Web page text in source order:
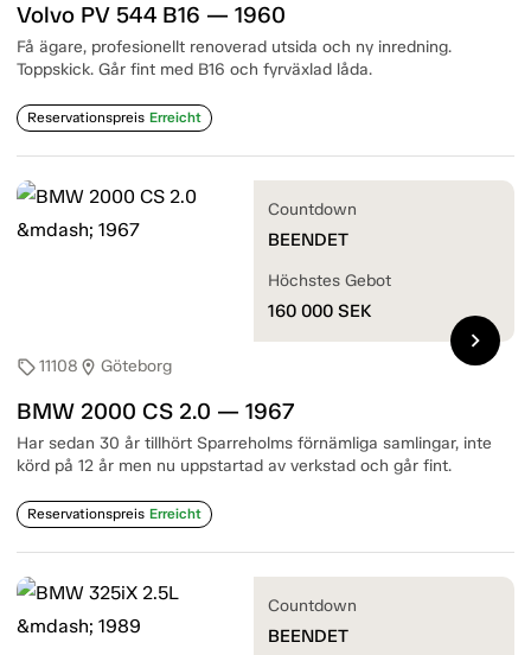
Volvo PV 544 B16 — 1960
Få ägare, profesionellt renoverad utsida och ny inredning.
Toppskick. Går fint med B16 och fyrväxlad låda.
Reservationspreis Erreicht
sell11108 location_on Göteborg
BMW 2000 CS 2.0 — 1967
Har sedan 30 år tillhört Sparreholms förnämliga samlingar, inte
körd på 12 år men nu uppstartad av verkstad och går fint.
Reservationspreis Erreicht
Countdown
BEENDET
Höchstes Gebot
160 000 SEK
chevron_right
Countdown
BEENDET